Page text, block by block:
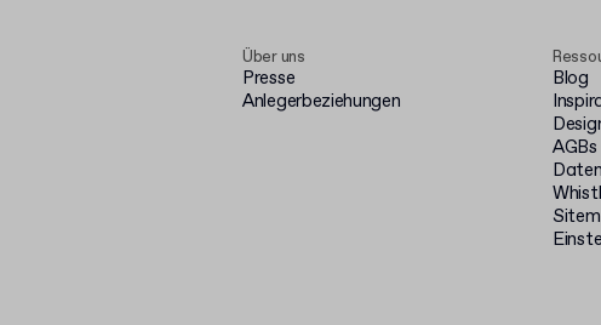
Über uns
Presse
Anlegerbeziehungen
Blog
AGBs